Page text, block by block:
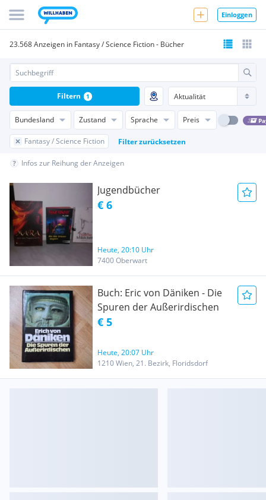
Einloggen
23.568 Anzeigen in Fantasy / Science Fiction - Bücher
Bundesland Zustand Sprache Preis
Fantasy / Science Fiction Filter zurücksetzen
Filtern 1
Infos zur Reihung der Anzeigen
Jugendbücher
€ 6
Heute, 20:10 Uhr
7400 Oberwart
Buch: Eric von Däniken - Die
Spuren der Außerirdischen
€ 5
Heute, 20:07 Uhr
1210 Wien, 21. Bezirk, Floridsdorf